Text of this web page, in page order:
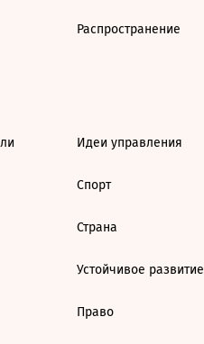
Распространение
Идеи управления
Спорт
Страна
Устойчивое развитие
Право